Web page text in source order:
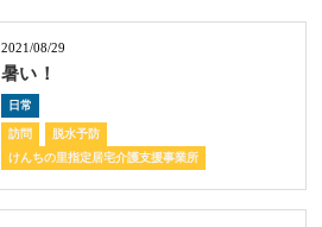
2021/08/29
暑い！
日常
訪問
脱水予防
けんちの里指定居宅介護支援事業所